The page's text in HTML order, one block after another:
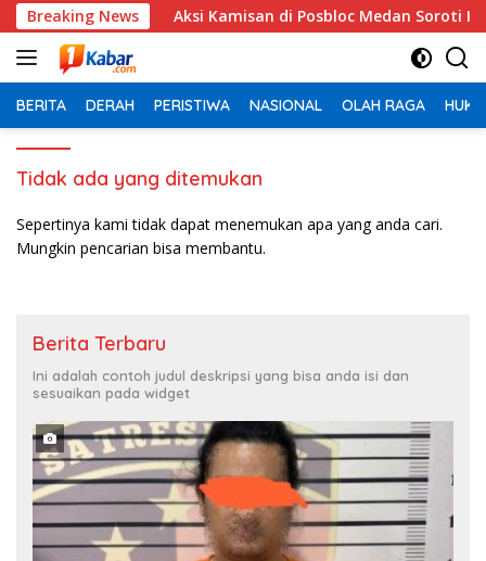
Langsung
ke
konten
Breaking News
Aksi Kamisan di Posbloc Medan Soroti Isu HAM,
BERITA DERAH PERISTIWA NASIONAL OLAH RAGA
Tidak ada yang ditemukan
Sepertinya kami tidak dapat menemukan apa yang anda cari.
Mungkin pencarian bisa membantu.
Berita Terbaru
Ini adalah contoh judul deskripsi yang bisa anda isi dan
sesuaikan pada widget